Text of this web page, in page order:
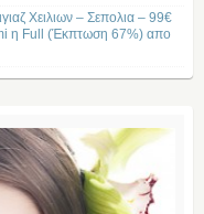
Χειλιων – Σεπολια – 99€
η Full (Έκπτωση 67%) απο